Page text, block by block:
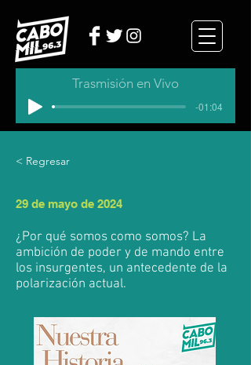
Trasmisión en Vivo
-01:04
< Regresar
29 de mayo de 2024
¿Por qué somos como somos? La
ambición de poder y de mando entre
los insurgentes, un antecedente de la
polarización actual.